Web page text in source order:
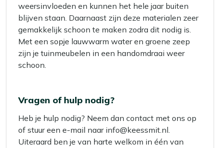
weersinvloeden en kunnen het hele jaar buiten
blijven staan. Daarnaast zijn deze materialen zeer
gemakkelijk schoon te maken zodra dit nodig is.
Met een sopje lauwwarm water en groene zeep
zijn je tuinmeubelen in een handomdraai weer
schoon.
Vragen of hulp nodig?
Heb je hulp nodig? Neem dan contact met ons op
of stuur een e-mail naar info@keessmit.nl.
Uiteraard ben je van harte welkom in één van